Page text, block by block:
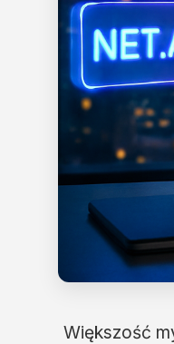
Większość